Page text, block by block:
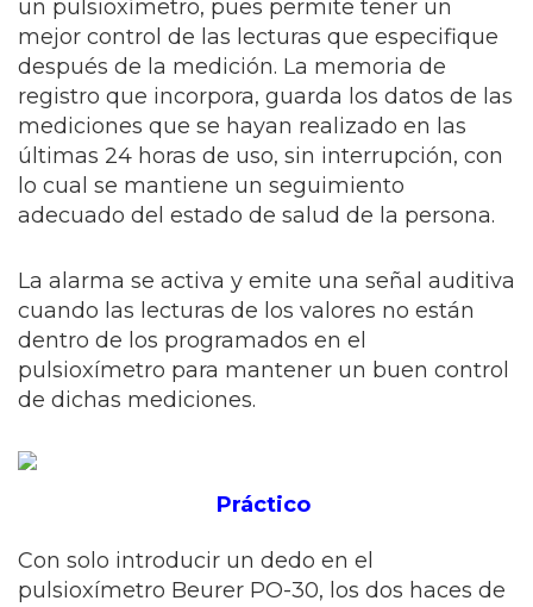
un pulsioxímetro, pues permite tener un
mejor control de las lecturas que especifique
después de la medición. La memoria de
registro que incorpora, guarda los datos de las
mediciones que se hayan realizado en las
últimas 24 horas de uso, sin interrupción, con
lo cual se mantiene un seguimiento
adecuado del estado de salud de la persona.
La alarma se activa y emite una señal auditiva
cuando las lecturas de los valores no están
dentro de los programados en el
pulsioxímetro para mantener un buen control
de dichas mediciones.
Práctico
Con solo introducir un dedo en el
pulsioxímetro Beurer PO-30, los dos haces de